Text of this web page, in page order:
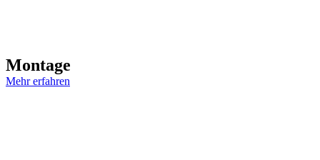
Montage
Mehr erfahren